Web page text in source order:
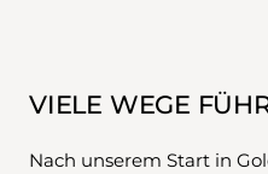
VIELE WEGE
Nach unserem Start in